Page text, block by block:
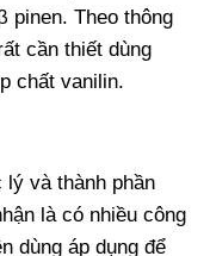
pinen. Theo thông
cần thiết dùng
chất vanilin.
và thành phần
là có nhiều công
dùng áp dụng để